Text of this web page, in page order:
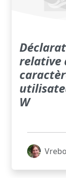
relative
W